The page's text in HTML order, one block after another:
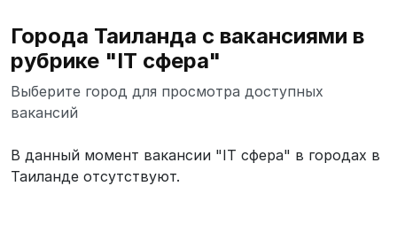
Города Таиланда с вакансиями в
рубрике "IT сфера"
Выберите город для просмотра доступных
вакансий
В данный момент вакансии "IT сфера" в городах в
Таиланде отсутствуют.